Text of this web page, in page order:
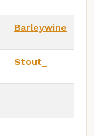
Barleywine
Stout_